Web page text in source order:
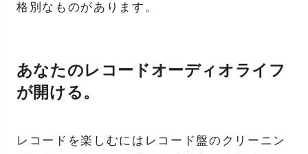
格別なものがあります。
あなたのレコードオーディオライフ
が開ける。
レコードを楽しむにはレコード盤のクリーニン